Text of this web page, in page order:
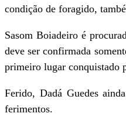
condição de foragido,
Sasom Boiadeiro é
deve ser confirmada
primeiro lugar conquistado
Ferido, Dadá Guedes
ferimentos.